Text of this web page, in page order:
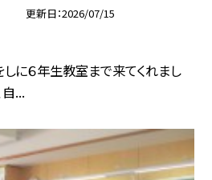
更新日 2026/07/15
しに６年生教室まで来てくれまし
自...